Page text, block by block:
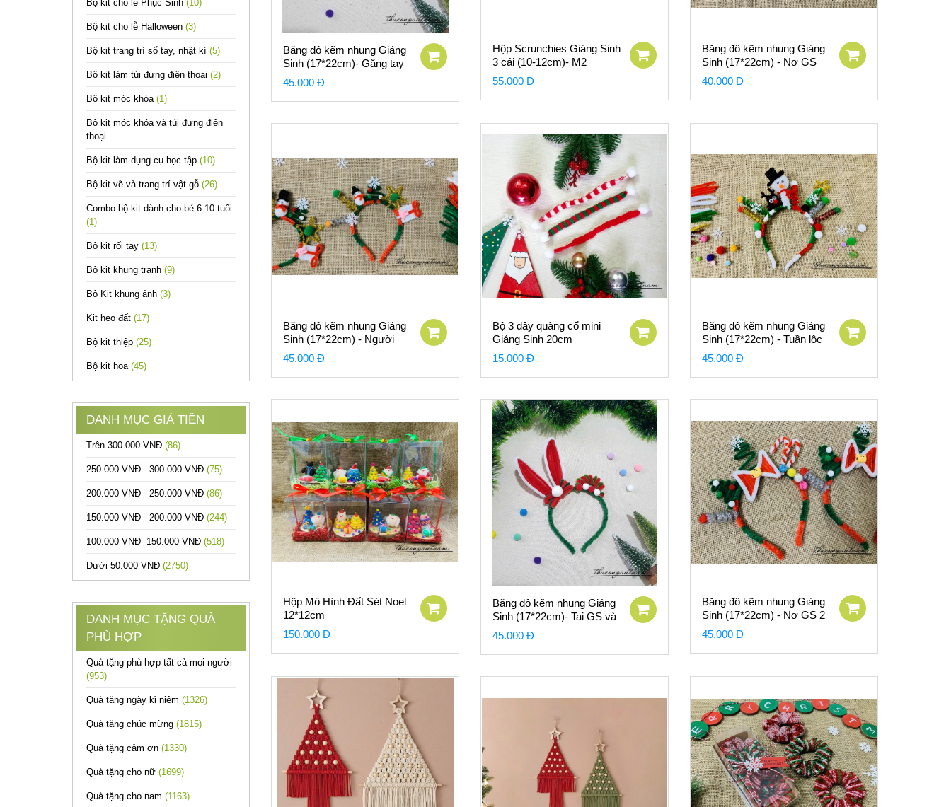
Bộ kit cho lễ Phục Sinh (10)
Bộ kit cho lễ Halloween (3)
Bộ kit trang trí sổ tay, nhật kí (5)
Bộ kit làm túi đựng điện thoại (2)
Bộ kit móc khóa (1)
Bộ kit móc khóa và túi đựng điện
thoại
Bộ kit làm dụng cụ học tập (10)
Bộ kit vẽ và trang trí vật gỗ (26)
Combo bộ kit dành cho bé 6-10 tuổi
(1)
Bộ kit rối tay (13)
Bộ kit khung tranh (9)
Bộ Kit khung ảnh (3)
Kit heo đất (17)
Bộ kit thiệp (25)
Bộ kit hoa (45)
DANH MỤC GIÁ TIỀN
Trên 300.000 VNĐ (86)
250.000 VNĐ - 300.000 VNĐ (75)
200.000 VNĐ - 250.000 VNĐ (86)
150.000 VNĐ - 200.000 VNĐ (244)
100.000 VNĐ -150.000 VNĐ (518)
Dưới 50.000 VNĐ (2750)
DANH MỤC TẶNG QUÀ
PHÙ HỢP
Quà tặng phù hợp tất cả mọi người
(953)
Quà tặng ngày kỉ niệm (1326)
Quà tặng chúc mừng (1815)
Quà tặng cảm ơn (1330)
Quà tặng cho nữ (1699)
Quà tặng cho nam (1163)
Băng đô kẽm nhung Giáng
Sinh (17*22cm)- Găng tay
GS
45.000 Đ
Hộp Scrunchies Giáng Sinh
3 cái (10-12cm)- M2
55.000 Đ
Băng đô kẽm nhung Giáng
Sinh (17*22cm) - Nơ GS
40.000 Đ
Băng đô kẽm nhung Giáng
Sinh (17*22cm) - Người
tuyết và ngôi sao
45.000 Đ
Bộ 3 dây quàng cổ mini
Giáng Sinh 20cm
15.000 Đ
Băng đô kẽm nhung Giáng
Sinh (17*22cm) - Tuần lộc
và Người Tuyết
45.000 Đ
Hộp Mô Hình Đất Sét Noel
12*12cm
150.000 Đ
Băng đô kẽm nhung Giáng
Sinh (17*22cm)- Tai GS và
nơ
45.000 Đ
Băng đô kẽm nhung Giáng
Sinh (17*22cm) - Nơ GS 2
45.000 Đ